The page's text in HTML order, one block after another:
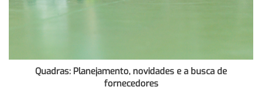
Quadras: Planejamento, novidades e a busca de
fornecedores